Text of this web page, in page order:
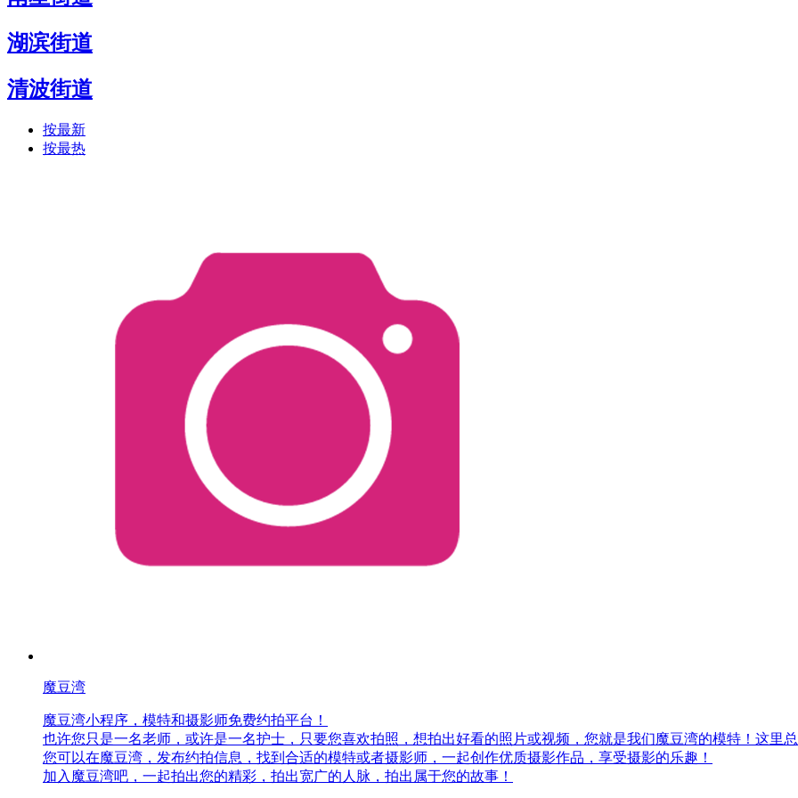
湖滨街道
清波街道
按最新
按最热
魔豆湾
魔豆湾小程序，模特和摄影师免费约拍平台！
也许您只是一名老师，或许是一名护士，只要您喜欢拍照，想拍出好看的照片或视频，您就是我们魔豆湾的模特！这里
您可以在魔豆湾，发布约拍信息，找到合适的模特或者摄影师，一起创作优质摄影作品，享受摄影的乐趣！
加入魔豆湾吧，一起拍出您的精彩，拍出宽广的人脉，拍出属于您的故事！